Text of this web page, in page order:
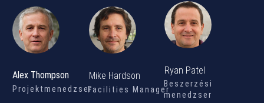
Alex Thompson
Projektmenedzser
Mike Hardson
Facilities Manager
Ryan Patel
Beszerzési
menedzser